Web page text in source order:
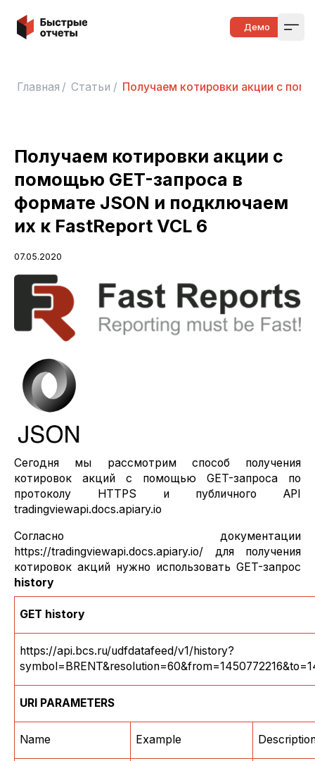
Быстрые отчеты Демо
Главная / Статьи / Получаем котировки акции с
Получаем котировки акции с
помощью GET-запроса в
формате JSON и подключаем
их к FastReport VCL 6
07.05.2020
Сегодня мы рассмотрим способ получения
котировок акций с помощью GET-запроса по
протоколу HTTPS и публичного API
tradingviewapi.docs.apiary.io
Согласно документации
https://tradingviewapi.docs.apiary.io/ для получения
котировок акций нужно использовать GET-запрос
history
GET history
https://api.bcs.ru/udfdatafeed/v1/history?
URI PARAMETERS
Name Example